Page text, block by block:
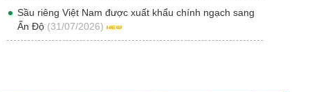
Sầu riêng Việt Nam được xuất khẩu chính ngạch sang
Ấn Độ (31/07/2026)